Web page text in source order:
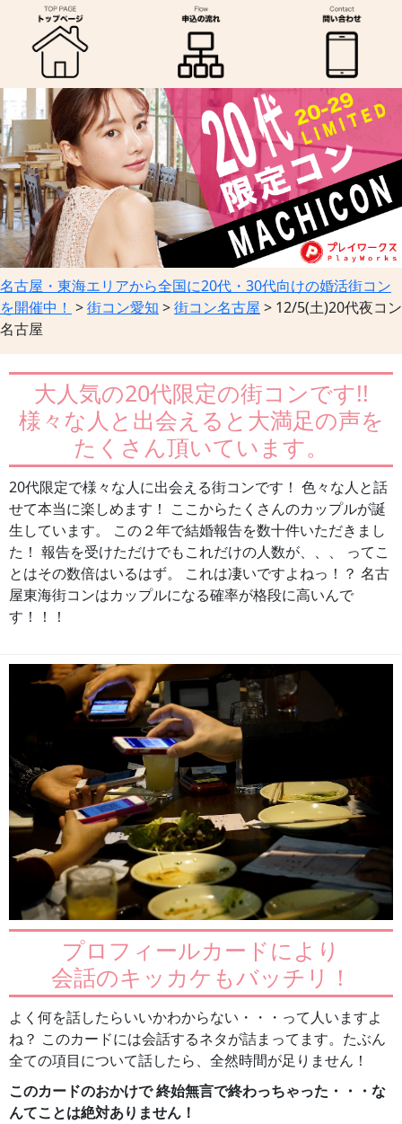
名古屋・東海エリアから全国に20代・30代向けの婚活街コン
を開催中！ >街コン愛知 >街コン名古屋 > 12/5(土)20代夜コン
名古屋
大人気の20代限定の街コンです!!
様々な人と出会えると大満足の声を
たくさん頂いています。
20代限定で様々な人に出会える街コンです！ 色々な人と話
せて本当に楽しめます！ ここからたくさんのカップルが誕
生しています。 この２年で結婚報告を数十件いただきまし
た！ 報告を受けただけでもこれだけの人数が、、、 ってこ
とはその数倍はいるはず。 これは凄いですよねっ！？ 名古
屋東海街コンはカップルになる確率が格段に高いんで
す！！！
プロフィールカードにより
会話のキッカケもバッチリ！
よく何を話したらいいかわからない・・・って人いますよ
ね？ このカードには会話するネタが詰まってます。たぶん
全ての項目について話したら、全然時間が足りません！
このカードのおかけで 終始無言で終わっちゃった・・・な
んてことは絶対ありません！